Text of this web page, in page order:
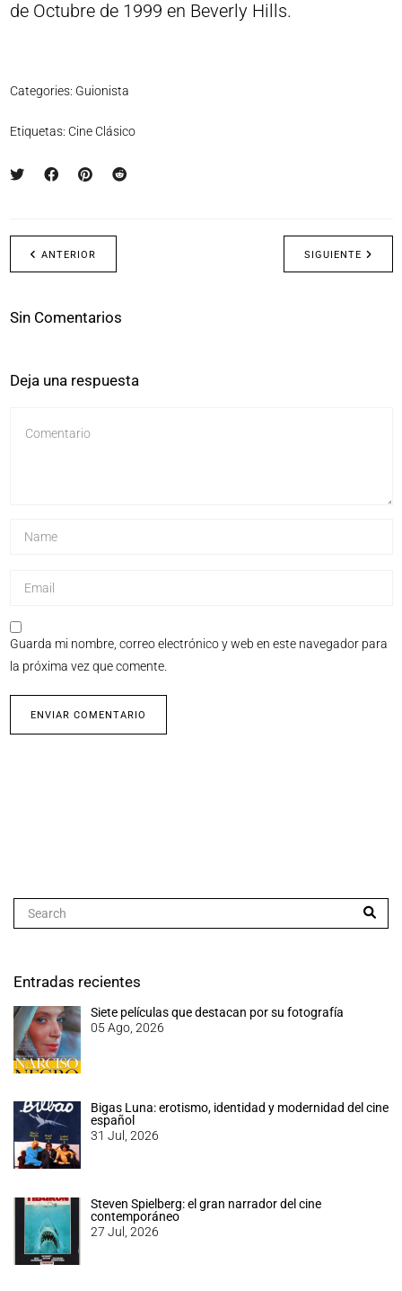
de Octubre de 1999 en Beverly Hills.
Categories: Guionista
Etiquetas: Cine Clásico
SIGUIENTE
ANTERIOR
Sin Comentarios
Deja una respuesta
Guarda mi nombre, correo electrónico y web en este navegador para
la próxima vez que comente.
Entradas recientes
Siete películas que destacan por su fotografía
05 Ago, 2026
Bigas Luna: erotismo, identidad y modernidad del cine
español
31 Jul, 2026
Steven Spielberg: el gran narrador del cine
contemporáneo
27 Jul, 2026